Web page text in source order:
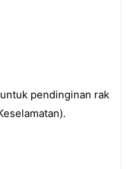
pendinginan rak